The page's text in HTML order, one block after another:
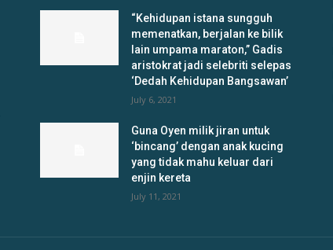
“Kehidupan istana sungguh
memenatkan, berjalan ke bilik
lain umpama maraton,” Gadis
aristokrat jadi selebriti selepas
‘Dedah Kehidupan Bangsawan’
July 6, 2021
Guna Oyen milik jiran untuk
‘bincang’ dengan anak kucing
yang tidak mahu keluar dari
enjin kereta
July 11, 2021